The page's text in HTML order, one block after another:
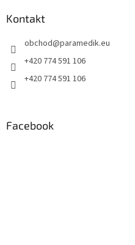
Kontakt
obchod@paramedik.eu
+420 774 591 106
+420 774 591 106
Facebook